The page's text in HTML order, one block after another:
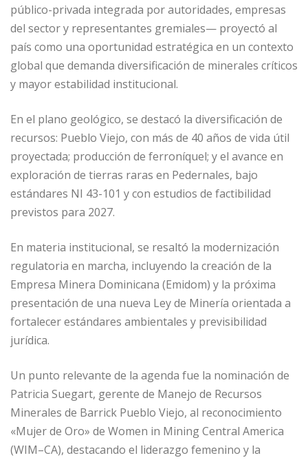
público-privada integrada por autoridades, empresas
del sector y representantes gremiales— proyectó al
país como una oportunidad estratégica en un contexto
global que demanda diversificación de minerales críticos
y mayor estabilidad institucional.
En el plano geológico, se destacó la diversificación de
recursos: Pueblo Viejo, con más de 40 años de vida útil
proyectada; producción de ferroníquel; y el avance en
exploración de tierras raras en Pedernales, bajo
estándares NI 43-101 y con estudios de factibilidad
previstos para 2027.
En materia institucional, se resaltó la modernización
regulatoria en marcha, incluyendo la creación de la
Empresa Minera Dominicana (Emidom) y la próxima
presentación de una nueva Ley de Minería orientada a
fortalecer estándares ambientales y previsibilidad
jurídica.
Un punto relevante de la agenda fue la nominación de
Patricia Suegart, gerente de Manejo de Recursos
Minerales de Barrick Pueblo Viejo, al reconocimiento
«Mujer de Oro» de Women in Mining Central America
(WIM–CA), destacando el liderazgo femenino y la